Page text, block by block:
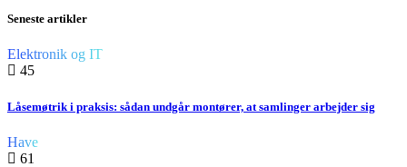
Seneste artikler
Elektronik og IT
45
Låsemøtrik i praksis: sådan undgår montører, at samlinger arbejder sig
Have
61